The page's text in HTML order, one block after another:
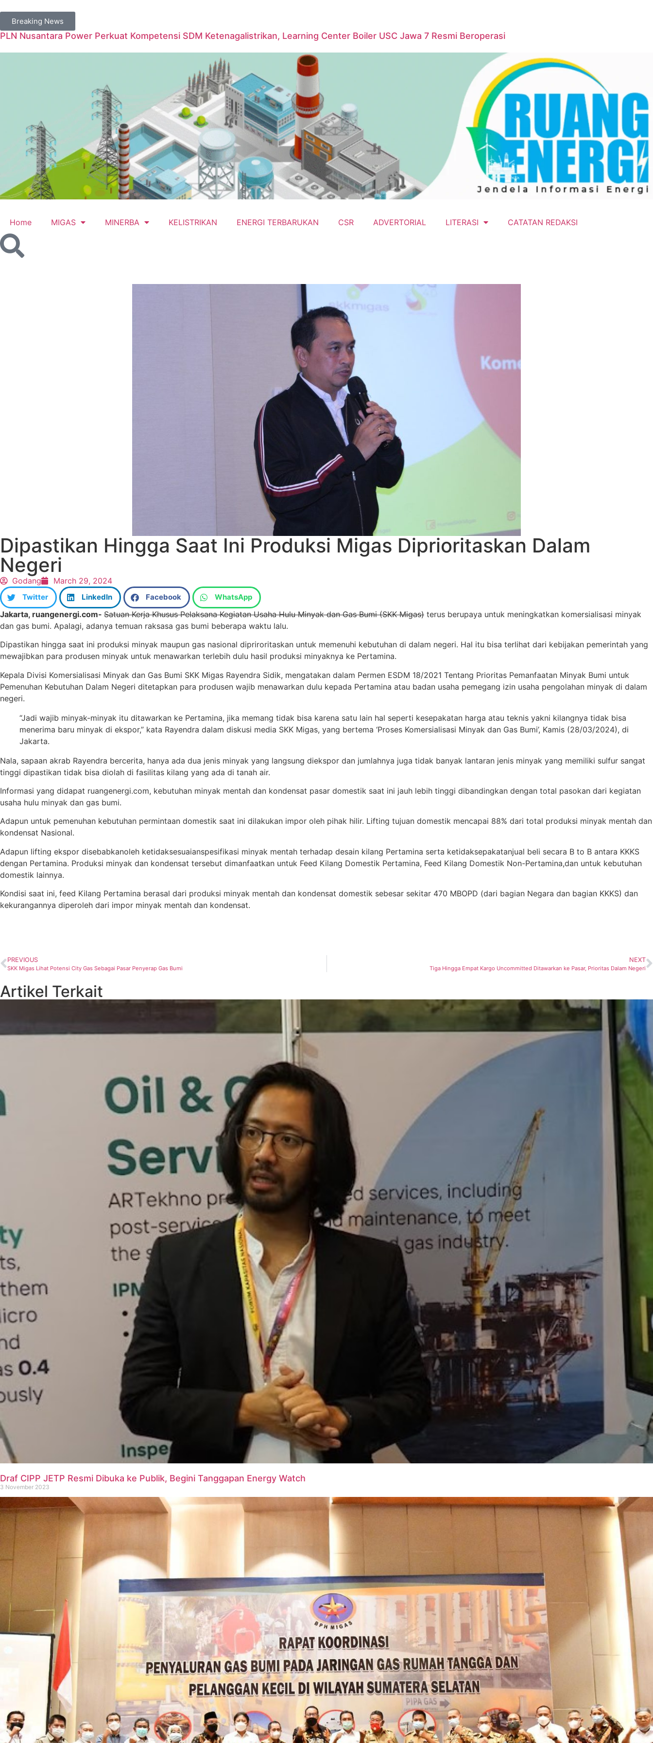
Breaking News
PLN Nusantara Power Perkuat Kompetensi SDM Ketenagalistrikan, Learning Center Boiler USC Jawa 7 Resmi Beroperasi
Home MIGAS MINERBA KELISTRIKAN ENERGI TERBARUKAN CSR ADVERTORIAL LITERASI CATATAN REDAKSI
Dipastikan Hingga Saat Ini Produksi Migas Diprioritaskan Dalam
Negeri
Godang March 29, 2024
Twitter LinkedIn Facebook WhatsApp
Jakarta, ruangenergi.com- Satuan Kerja Khusus Pelaksana Kegiatan Usaha Hulu Minyak dan Gas Bumi (SKK Migas) terus berupaya untuk meningkatkan komersialisasi minyak
dan gas bumi. Apalagi, adanya temuan raksasa gas bumi beberapa waktu lalu.
Dipastikan hingga saat ini produksi minyak maupun gas nasional dipriroritaskan untuk memenuhi kebutuhan di dalam negeri. Hal itu bisa terlihat dari kebijakan pemerintah yang
mewajibkan para produsen minyak untuk menawarkan terlebih dulu hasil produksi minyaknya ke Pertamina.
Kepala Divisi Komersialisasi Minyak dan Gas Bumi SKK Migas Rayendra Sidik, mengatakan dalam Permen ESDM 18/2021 Tentang Prioritas Pemanfaatan Minyak Bumi untuk
Pemenuhan Kebutuhan Dalam Negeri ditetapkan para produsen wajib menawarkan dulu kepada Pertamina atau badan usaha pemegang izin usaha pengolahan minyak di dalam
negeri.
“Jadi wajib minyak-minyak itu ditawarkan ke Pertamina, jika memang tidak bisa karena satu lain hal seperti kesepakatan harga atau teknis yakni kilangnya tidak bisa
menerima baru minyak di ekspor,” kata Rayendra dalam diskusi media SKK Migas, yang bertema ‘Proses Komersialisasi Minyak dan Gas Bumi’, Kamis (28/03/2024), di
Jakarta.
Nala, sapaan akrab Rayendra bercerita, hanya ada dua jenis minyak yang langsung diekspor dan jumlahnya juga tidak banyak lantaran jenis minyak yang memiliki sulfur sangat
tinggi dipastikan tidak bisa diolah di fasilitas kilang yang ada di tanah air.
Informasi yang didapat ruangenergi.com, kebutuhan minyak mentah dan kondensat pasar domestik saat ini jauh lebih tinggi dibandingkan dengan total pasokan dari kegiatan
usaha hulu minyak dan gas bumi.
Adapun untuk pemenuhan kebutuhan permintaan domestik saat ini dilakukan impor oleh pihak hilir. Lifting tujuan domestik mencapai 88% dari total produksi minyak mentah dan
kondensat Nasional.
Adapun lifting ekspor disebabkanoleh ketidaksesuaianspesifikasi minyak mentah terhadap desain kilang Pertamina serta ketidaksepakatanjual beli secara B to B antara KKKS
dengan Pertamina. Produksi minyak dan kondensat tersebut dimanfaatkan untuk Feed Kilang Domestik Pertamina, Feed Kilang Domestik Non-Pertamina,dan untuk kebutuhan
domestik lainnya.
Kondisi saat ini, feed Kilang Pertamina berasal dari produksi minyak mentah dan kondensat domestik sebesar sekitar 470 MBOPD (dari bagian Negara dan bagian KKKS) dan
kekurangannya diperoleh dari impor minyak mentah dan kondensat.
PREVIOUS
SKK Migas Lihat Potensi City Gas Sebagai Pasar Penyerap Gas Bumi
NEXT
Tiga Hingga Empat Kargo Uncommitted Ditawarkan ke Pasar, Prioritas Dalam Negeri
Artikel Terkait
Draf CIPP JETP Resmi Dibuka ke Publik, Begini Tanggapan Energy Watch
3 November 2023